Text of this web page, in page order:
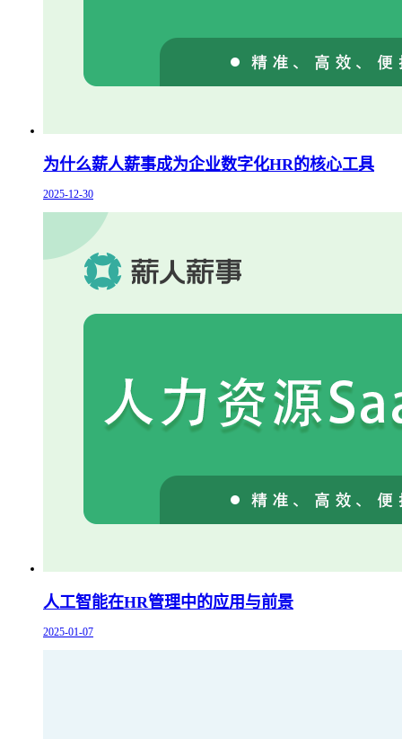
为什么薪人薪事成为企业数字化HR的核心工具
2025-12-30
人工智能在HR管理中的应用与前景
2025-01-07